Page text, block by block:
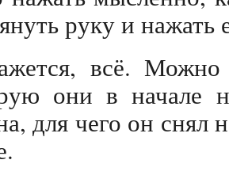
руку и нажать
всё. Можно
они в начале
для чего он